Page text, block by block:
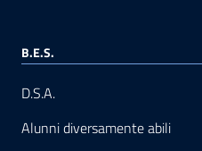
B.E.S.
D.S.A.
Alunni diversamente abili